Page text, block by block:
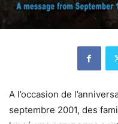
A l’occasion de
septembre 2001, des